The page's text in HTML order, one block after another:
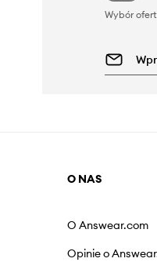
Wybór
O NAS
O Answear.com
Opinie o